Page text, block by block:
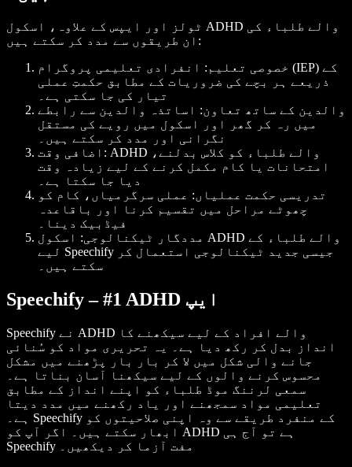
ٹولز اور ایپس کے علاوہ، اسکول ADHD والے طلباء کی
ان طریقوں سے مدد کر سکتے ہیں:
خصوصی تعلیم: انفرادی تعلیمی پروگرام (IEP) کے
ذریعے ہر بچے کی ضروریات کے مطابق حکمتِ عملی
تیار کی جا سکتی ہے۔
والدین کے ساتھ تعاون: اساتذہ والدین سے رابطے
میں رہ کر گھر اور اسکول میں رویے کی مستقل
نگرانی اور مدد کر سکتے ہیں۔
اضافی وقت: ADHD والے طلباء کو کلاس بدلنے،
امتحانات یا کام مکمل کرنے کے لیے زیادہ وقت
دیا جا سکتا ہے۔
تدریسی حکمت عملیاں: عملی سرگرمیاں، کام کو
چھوٹے مراحل میں تقسیم کرنا اور باقاعدہ
فیڈبیک دینا۔
مددگار ٹیکنالوجی: اسکول ADHD والے طلباء کے
لیے Speechify جیسی جدید ٹیکنالوجی استعمال کر
سکتے ہیں۔
Speechify – #1 ADHD ایپ
Speechify نے ADHD والے افراد کے لیے سیکھنے کا
انداز بدل کر رکھ دیا ہے۔ یہ تحریری مواد کو سُنائی
جانے والی شکل میں لا کر بار بار پڑھنے میں مشکل
محسوس کرنے والوں کے لیے سیکھنا آسان بناتا ہے۔
سمعی لرننگ موڈ طلباء کو اپنے انداز کے مطابق
تعلیمی مواد سمجھنے اور یاد رکھنے میں مدد دیتا
ہے۔ Speechify کے منفرد طریقے سے وہ اپنی صلاحیتوں کو
ابھار سکتے ہیں۔ اگر آپ کو ADHD ہے تو آج ہی
Speechify مفت آزما کر دیکھیں۔